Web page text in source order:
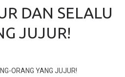
DAN SELALU
JUJUR!
ORANG YANG JUJUR!